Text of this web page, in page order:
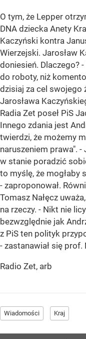
O tym, że Lepper
DNA dziecka Anety
Kaczyński kontra
Wierzejski. Jarosław
doniesień. Dlaczego?
do roboty, niż
dzisiaj za cel swojego
Jarosława
Radia Zet poseł PiS
Innego zdania jest
twierdzi, że możemy
naruszeniem prawa".
w stanie poradzić
to myślę, że mogłaby
- zaproponował.
Tomasz Nałęcz
na rzeczy. - Nikt nie
bezwzględnie jak
z PiS ten polityk
- zastanawiał się prof.
Radio Zet, arb
Wiadomości Kraj